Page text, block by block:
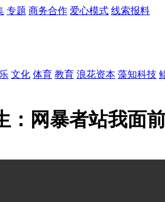
专题 商务合作 爱心模式 线索报料
文化 体育 教育 浪花资本 藻知科技
：网暴者站我面